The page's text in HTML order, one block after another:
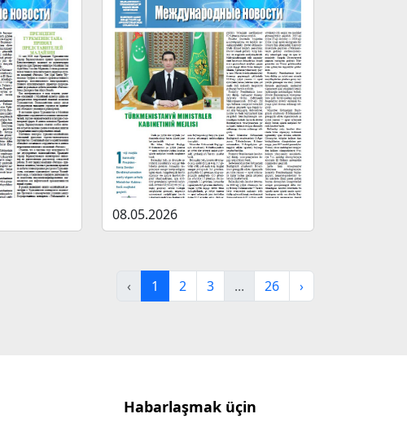
08.05.2026
‹ 1 2 3 ... 26 ›
Habarlaşmak üçin